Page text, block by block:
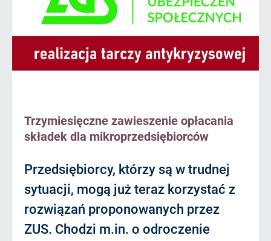
Trzymiesięczne zawieszenie opłacania
składek dla mikroprzedsiębiorców
Przedsiębiorcy, którzy są w trudnej
sytuacji, mogą już teraz korzystać z
rozwiązań proponowanych przez
ZUS. Chodzi m.in. o odroczenie